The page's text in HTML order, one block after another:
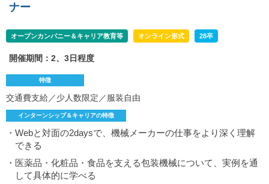
ナー
オープンカンパニー＆キャリア教育等 オンライン形式 28卒
開催期間：2、3日程度
特徴
交通費支給／少人数限定／服装自由
インターンシップ＆キャリアの特徴
・Webと対面の2daysで、機械メーカーの仕事をより深く理解
できる
・医薬品・化粧品・食品を支える包装機械について、実例を通
して具体的に学べる